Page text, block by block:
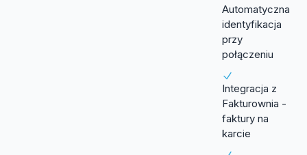
Automatyczna
identyfikacja
przy
połączeniu
Integracja z
Fakturownia -
faktury na
karcie